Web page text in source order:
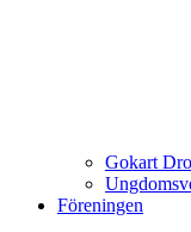
Gokart
Föreningen